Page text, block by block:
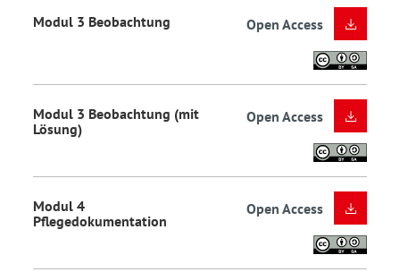
Modul 3 Beobachtung Open Access
Modul 3 Beobachtung (mit
Lösung)
Open Access
Modul 4
Pflegedokumentation
Open Access